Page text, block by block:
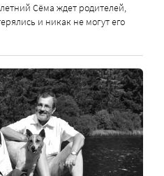
Сёма ждет родителей,
и никак не могут его